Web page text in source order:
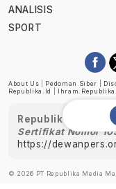
ANALISIS
SPORT
About Us Pedoman Siber
Republika.id
Republika telah
Sertifikat Nomor
https://
© 2026 PT Republika Media